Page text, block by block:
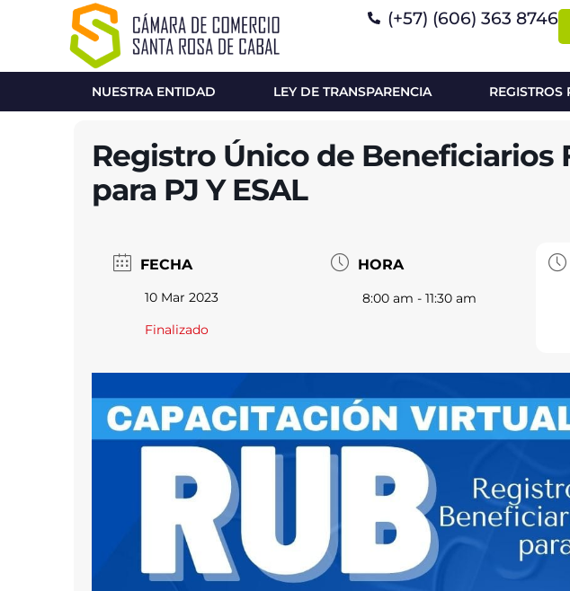
(+57) (606) 363 8746
NUESTRA ENTIDAD LEY DE TRANSPARENCIA REGISTROS
Registro Único de Beneficiarios
para PJ Y ESAL
FECHA
10 Mar 2023
Finalizado
HORA
8:00 am - 11:30 am